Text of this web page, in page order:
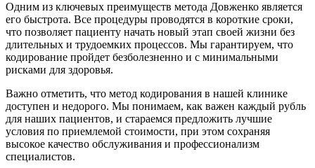
Одним из ключевых преимуществ метода Довженко является
его быстрота. Все процедуры проводятся в короткие сроки,
что позволяет пациенту начать новый этап своей жизни без
длительных и трудоемких процессов. Мы гарантируем, что
кодирование пройдет безболезненно и с минимальными
рисками для здоровья.
Важно отметить, что метод кодирования в нашей клинике
доступен и недорого. Мы понимаем, как важен каждый рубль
для наших пациентов, и стараемся предложить лучшие
условия по приемлемой стоимости, при этом сохраняя
высокое качество обслуживания и профессионализм
специалистов.